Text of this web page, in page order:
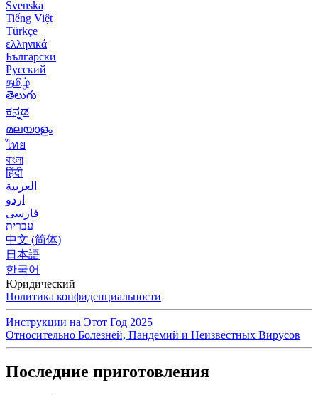
Svenska
Tiếng Việt
Türkçe
ελληνικά
Български
Русский
தமிழ்
తెలుగు
ಕನ್ನಡ
മലയാളം
ไทย
বাংলা
हिंदी
العربية
اردو
فارسی
עִברִית
中文 (简体)
日本語
한국어
Юридический
Политика конфиденциальности
Инструкции на Этот Год 2025
Относительно Болезней, Пандемий и Неизвестных Вирусов
Последние приготовления